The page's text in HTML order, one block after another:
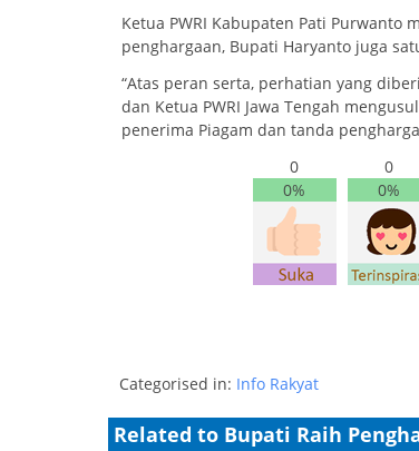
Ketua PWRI Kabupaten Pati Purwanto
penghargaan, Bupati Haryanto juga
“Atas peran serta, perhatian yang
dan Ketua PWRI Jawa Tengah
penerima Piagam dan tanda
0
0%
0
0%
Categorised in: Info Rakyat
Related to Bupati Raih